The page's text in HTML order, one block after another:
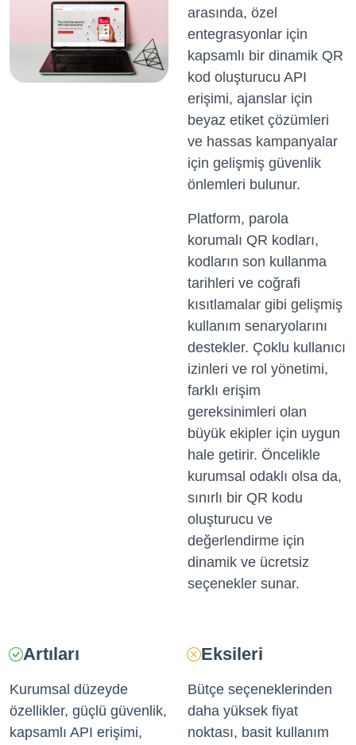
arasında, özel
entegrasyonlar için
kapsamlı bir dinamik QR
kod oluşturucu API
erişimi, ajanslar için
beyaz etiket çözümleri
ve hassas kampanyalar
için gelişmiş güvenlik
önlemleri bulunur.
Platform, parola
korumalı QR kodları,
kodların son kullanma
tarihleri ve coğrafi
kısıtlamalar gibi gelişmiş
kullanım senaryolarını
destekler. Çoklu kullanıcı
izinleri ve rol yönetimi,
farklı erişim
gereksinimleri olan
büyük ekipler için uygun
hale getirir. Öncelikle
kurumsal odaklı olsa da,
sınırlı bir QR kodu
oluşturucu ve
değerlendirme için
dinamik ve ücretsiz
seçenekler sunar.
Artıları
Kurumsal düzeyde
özellikler, güçlü güvenlik,
kapsamlı API erişimi,
Eksileri
Bütçe seçeneklerinden
daha yüksek fiyat
noktası, basit kullanım